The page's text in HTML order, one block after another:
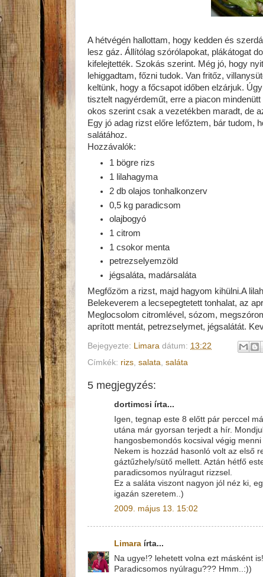
A hétvégén hallottam, hogy kedden és
lesz gáz. Állítólag szórólapokat, plákátogat
kifelejtették. Szokás szerint. Még jó, hogy
lehiggadtam, főzni tudok. Van fritőz,
keltünk, hogy a főcsapot időben elzárjuk.
tisztelt nagyérdeműt, erre a piacon
okos szerint csak a vezetékben maradt, de
Egy jó adag rizst előre lefőztem, bár tudom,
salátához.
Hozzávalók:
1 bögre rizs
1 lilahagyma
2 db olajos tonhalkonzerv
0,5 kg paradicsom
olajbogyó
1 citrom
1 csokor menta
petrezselyemzöld
jégsaláta, madársaláta
Megfőzöm a rizst, majd hagyom kihülni.A
Belekeverem a lecsepegtetett tonhalat, az
Meglocsolom citromlével, sózom,
aprított mentát, petrezselymet, jégsalátát.
Bejegyezte: Limara dátum: 13:22
Címkék: rizs salata saláta
5 megjegyzés:
dortimcsi írta...
Igen, tegnap este 8 előtt pár perccel
utána már gyorsan terjedt a hír.
hangosbemondós kocsival végig
Nekem is hozzád hasonló volt az első
gáztűzhely/sütő mellett. Aztán hétfő
paradicsomos nyúlragut rizzsel.
Ez a saláta viszont nagyon jól néz ki,
igazán szeretem..)
2009. május 13. 15:02
Limara írta...
Na ugye!? lehetett volna ezt másként is!
Paradicsomos nyúlragu??? Hmm..:))